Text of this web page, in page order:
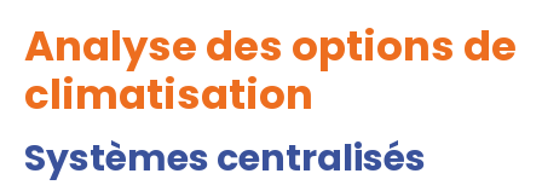
Analyse des options de
climatisation
Systèmes centralisés